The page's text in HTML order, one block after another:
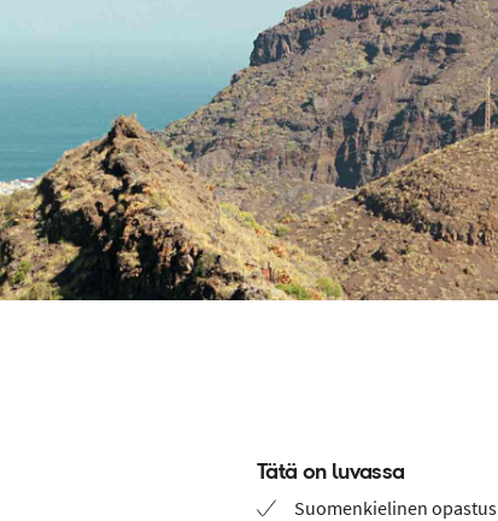
Tätä on luvassa
Suomenkielinen opastus